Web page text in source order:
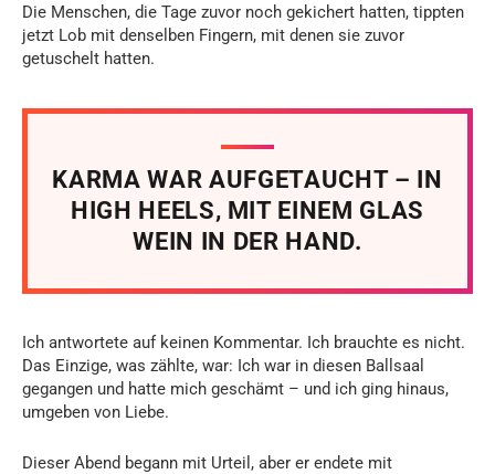
Die Menschen, die Tage zuvor noch gekichert hatten, tippten
jetzt Lob mit denselben Fingern, mit denen sie zuvor
getuschelt hatten.
KARMA WAR AUFGETAUCHT – IN
HIGH HEELS, MIT EINEM GLAS
WEIN IN DER HAND.
Ich antwortete auf keinen Kommentar. Ich brauchte es nicht.
Das Einzige, was zählte, war: Ich war in diesen Ballsaal
gegangen und hatte mich geschämt – und ich ging hinaus,
umgeben von Liebe.
Dieser Abend begann mit Urteil, aber er endete mit